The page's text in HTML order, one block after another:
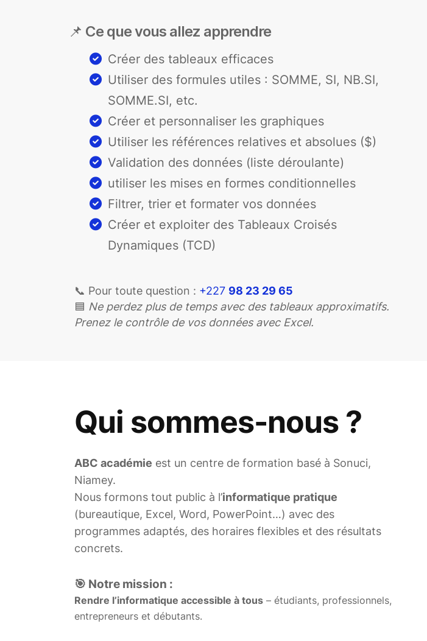
📌 Ce que vous allez apprendre
Créer des tableaux efficaces
Utiliser des formules utiles : SOMME, SI, NB.SI,
SOMME.SI, etc.
Créer et personnaliser les graphiques
Utiliser les références relatives et absolues ($)
Validation des données (liste déroulante)
utiliser les mises en formes conditionnelles
Filtrer, trier et formater vos données
Créer et exploiter des Tableaux Croisés
Dynamiques (TCD)
📞 Pour toute question : +227 98 23 29 65
🟦 Ne perdez plus de temps avec des tableaux approximatifs.
Prenez le contrôle de vos données avec Excel.
Qui sommes-nous ?
ABC académie est un centre de formation basé à Sonuci,
Niamey.
Nous formons tout public à l’informatique pratique
(bureautique, Excel, Word, PowerPoint…) avec des
programmes adaptés, des horaires flexibles et des résultats
concrets.
🎯 Notre mission :
Rendre l’informatique accessible à tous – étudiants, professionnels,
entrepreneurs et débutants.